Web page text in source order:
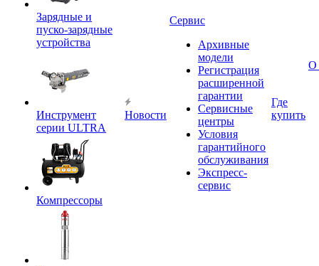
Зарядные и
пуско-зарядные
устройства
Инструмент
серии ULTRA
Компрессоры
Новости
Сервис
Архивные
модели
Регистрация
расширенной
гарантии
Сервисные
центры
Условия
гарантийного
обслуживания
Экспресс-
сервис
Где
купить
О